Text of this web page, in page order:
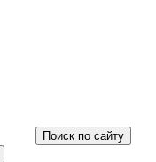
Поиск по сайту